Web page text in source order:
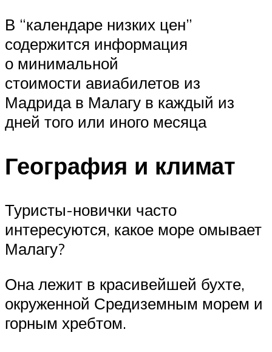
В “календаре низких цен”
содержится информация
о минимальной
стоимости авиабилетов из
Мадрида в Малагу в каждый из
дней того или иного месяца
География и климат
Туристы-новички часто
интересуются, какое море омывает
Малагу?
Она лежит в красивейшей бухте,
окруженной Средиземным морем и
горным хребтом.